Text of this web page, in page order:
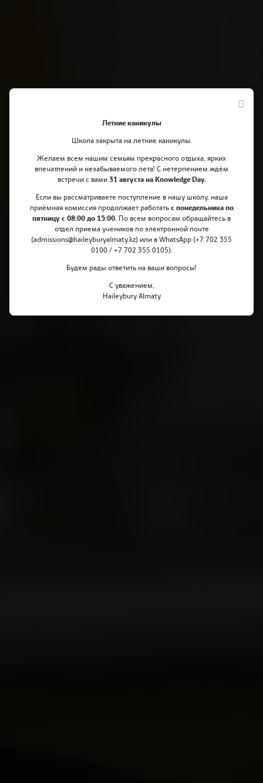
Мы рады приветствовать Вас
на онлайн вечере опций IGCSE
школы Haileybury Almaty!
Летние каникулы
Школа закрыта на летние каникулы.
Желаем всем нашим семьям прекрасного отдыха, ярких
впечатлений и незабываемого лета! С нетерпением ждём
встречи с вами 31 августа на Knowledge Day.
Если вы рассматриваете поступление в нашу школу, наша
приёмная комиссия продолжает работать с понедельника по
пятницу с 08:00 до 15:00. По всем вопросам обращайтесь в
отдел приема учеников по электронной почте
(admissions@haileyburyalmaty. kz) или в WhatsApp (+7 702 355
0100 / +7 702 355 0105).
Будем рады ответить на ваши вопросы!
С уважением,
Haileybury Almaty